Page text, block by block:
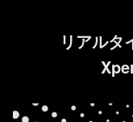
リアルタ